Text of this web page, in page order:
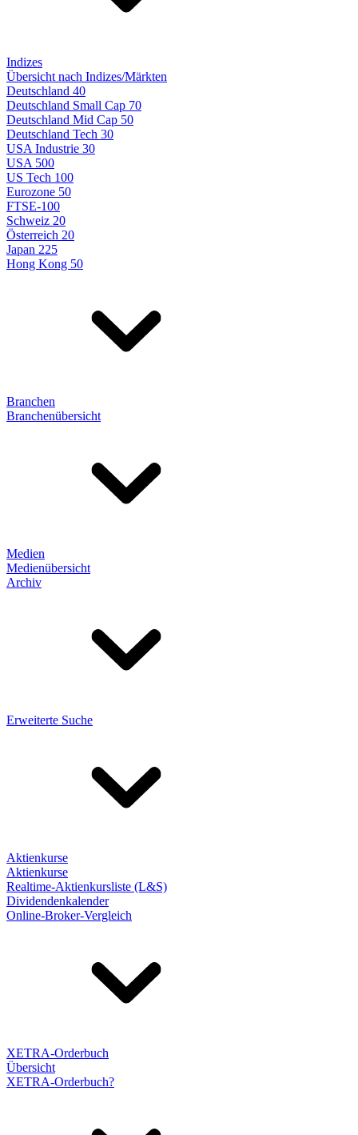
Indizes
Übersicht nach Indizes/Märkten
Deutschland 40
Deutschland Small Cap 70
Deutschland Mid Cap 50
Deutschland Tech 30
USA Industrie 30
USA 500
US Tech 100
Eurozone 50
FTSE-100
Schweiz 20
Österreich 20
Japan 225
Hong Kong 50
Branchen
Branchenübersicht
Medien
Medienübersicht
Archiv
Erweiterte Suche
Aktienkurse
Aktienkurse
Realtime-Aktienkursliste (L&S)
Dividendenkalender
Online-Broker-Vergleich
XETRA-Orderbuch
Übersicht
XETRA-Orderbuch?